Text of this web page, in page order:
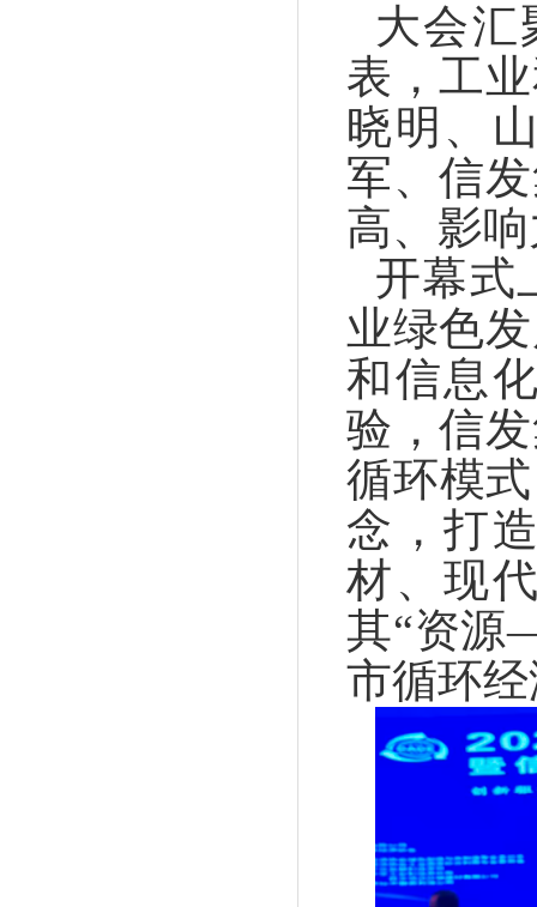
大会汇
表，工
晓明、
军、信
高、影
开幕式
业绿色
和信息
验，信
循环模
念，打
材、现
其“资源
市循环